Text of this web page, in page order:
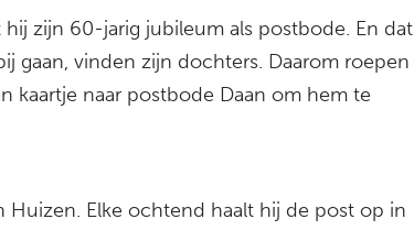
zijn 60-jarig jubileum als postbode. En dat
gaan, vinden zijn dochters. Daarom roepen
kaartje naar postbode Daan om hem te
Huizen. Elke ochtend haalt hij de post op in